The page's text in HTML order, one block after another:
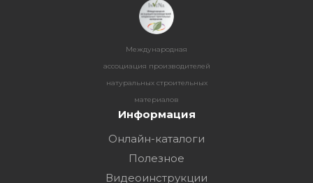
Международная
ассоциация производителей
натуральных строительных
материалов
Информация
Онлайн-каталоги
Полезное
Видеоинструкции